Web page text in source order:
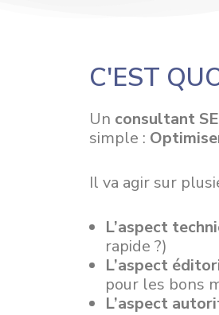
C'EST
Un consultant
simple :
Il va agir sur
L’aspect
rapide ?)
L’aspect
pour les bons
L’aspect